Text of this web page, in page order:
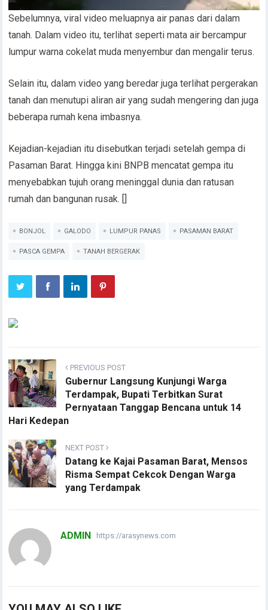
Sebelumnya, viral video meluapnya air panas dari dalam
tanah. Dalam video itu, terlihat seperti mata air bercampur
lumpur warna cokelat muda menyembur dan mengalir terus.
Selain itu, dalam video yang beredar juga terlihat pergerakan
tanah dan menutupi aliran air yang sudah mengering dan juga
beberapa rumah kena imbasnya.
Kejadian-kejadian itu disebutkan terjadi setelah gempa di
Pasaman Barat. Hingga kini BNPB mencatat gempa itu
menyebabkan tujuh orang meninggal dunia dan ratusan
rumah dan bangunan rusak. []
BONJOL GALODO LUMPUR PANAS PASAMAN BARAT
PASCA GEMPA TANAH BERGERAK
PREVIOUS POST
Gubernur Langsung Kunjungi Warga
Terdampak, Bupati Terbitkan Surat
Pernyataan Tanggap Bencana untuk 14
Hari Kedepan
NEXT POST
Datang ke Kajai Pasaman Barat, Mensos
Risma Sempat Cekcok Dengan Warga
yang Terdampak
ADMIN https://arasynews.com